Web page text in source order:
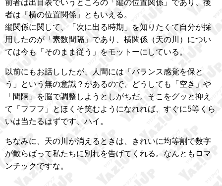
前者は出目表でいうところの「縦の位置関係」であり、後
者は「横の位置関係」ともいえる。
縦関係に関して、「次に出る時期」を知りたくて自分が採
用したのが「素数間隔」であり、横関係（天の川）につい
ては今も「そのまま従う」をモットーにしている。
以前にもお話ししたが、人間には「バランス感覚を保と
う」という無の意識？があるので、どうしても「空き」や
「間隔」を脳で調整しようとしがちだ。そこをグッと抑え
て「フフフ」とほくそ笑むようになれれば、すぐに5等くら
いは当たるはずです、ハイ。
ちなみに、天の川が消えるときは、きれいに均等割で数字
が散らばって私たちに別れを告げてくれる。なんともロマ
ンチックですな。